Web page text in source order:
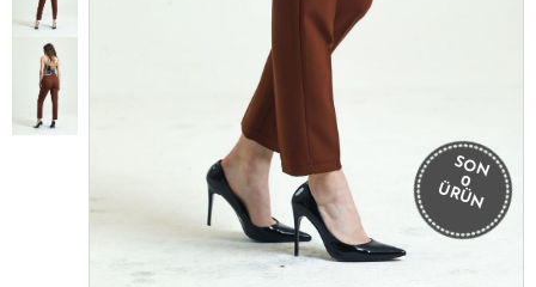
SON
0
ÜRÜN